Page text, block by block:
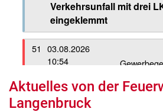
Aktuelles von der
Langenbruck